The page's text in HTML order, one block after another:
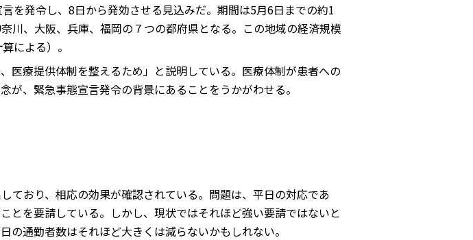
を発令し、8日から発効させる見込みだ。期間は5月6日までの約1
川、大阪、兵庫、福岡の７つの都府県となる。この地域の経済規模
による）。
医療提供体制を整えるため」と説明している。医療体制が患者への
、緊急事態宣言発令の背景にあることをうかがわせる。
ており、相応の効果が確認されている。問題は、平日の対応であ
とを要請している。しかし、現状ではそれほど強い要請ではないと
通勤者数はそれほど大きくは減らないかもしれない。